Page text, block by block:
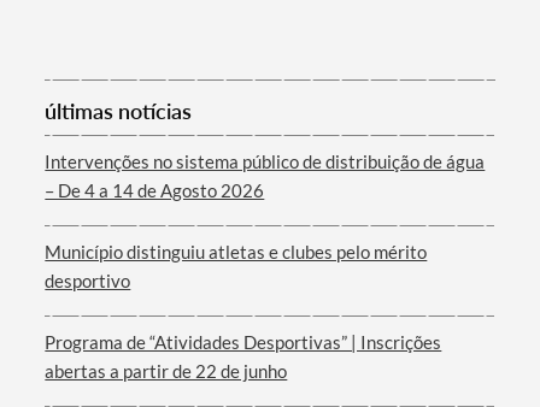
últimas notícias
Intervenções no sistema público de distribuição de água
– De 4 a 14 de Agosto 2026
Município distinguiu atletas e clubes pelo mérito
desportivo
Programa de “Atividades Desportivas” | Inscrições
abertas a partir de 22 de junho